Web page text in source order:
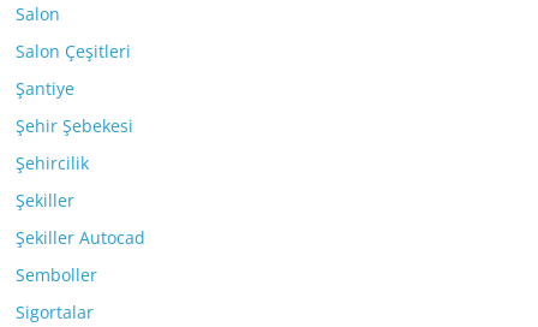
Salon
Salon Çeşitleri
Şantiye
Şehir Şebekesi
Şehircilik
Şekiller
Şekiller Autocad
Semboller
Sigortalar